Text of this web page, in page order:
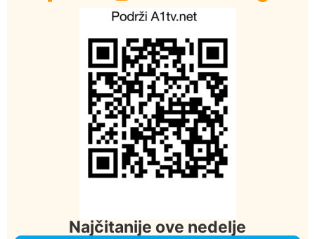
Najčitanije ove nedelje